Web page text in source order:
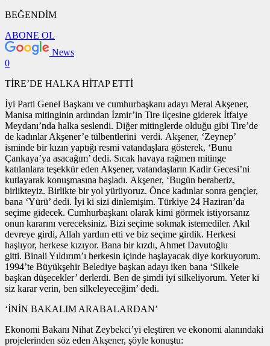
BEĞENDİM
ABONE OL
News
0
TİRE’DE HALKA HİTAP ETTİ
İyi Parti Genel Başkanı ve cumhurbaşkanı adayı Meral Akşener,
Manisa mitinginin ardından İzmir’in Tire ilçesine giderek İtfaiye
Meydanı’nda halka seslendi. Diğer mitinglerde olduğu gibi Tire’de
de kadınlar Akşener’e tülbentlerini verdi. Akşener, ‘Zeynep’
isminde bir kızın yaptığı resmi vatandaşlara gösterek, ‘Bunu
Çankaya’ya asacağım’ dedi. Sıcak havaya rağmen mitinge
katılanlara teşekkür eden Akşener, vatandaşların Kadir Gecesi’ni
kutlayarak konuşmasına başladı. Akşener, ‘Bugün beraberiz,
birlikteyiz. Birlikte bir yol yürüyoruz. Önce kadınlar sonra gençler,
bana ‘Yürü’ dedi. İyi ki sizi dinlemişim. Türkiye 24 Haziran’da
seçime gidecek. Cumhurbaşkanı olarak kimi görmek istiyorsanız
onun kararını vereceksiniz. Bizi seçime sokmak istemediler. Akıl
devreye girdi, Allah yardım etti ve biz seçime girdik. Herkesi
haşlıyor, herkese kızıyor. Bana bir kızdı, Ahmet Davutoğlu
gitti. Binali Yıldırım’ı herkesin içinde haşlayacak diye korkuyorum.
1994’te Büyükşehir Belediye başkan adayı iken bana ‘Silkele
başkan düşecekler’ derlerdi. Ben de şimdi iyi silkeliyorum. Yeter ki
siz karar verin, ben silkeleyeceğim’ dedi.
‘İNİN BAKALIM ARABALARDAN’
Ekonomi Bakanı Nihat Zeybekci’yi eleştiren ve ekonomi alanındaki
projelerinden söz eden Akşener, şöyle konuştu: